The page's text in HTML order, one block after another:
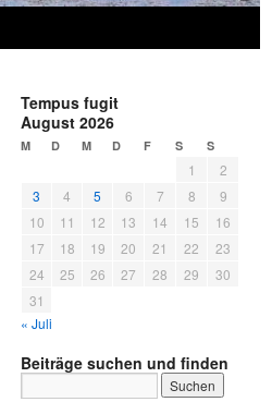
Tempus fugit
August 2026
M D M D F S S
1
2
3
4 5 6 7 8
9
10
11 12 13 14 15
16
17
18 19 20 21 22
23
24
25 26 27 28 29
30
31
« Juli
Beiträge suchen und finden